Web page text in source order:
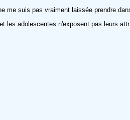
suis pas vraiment laissée prendre
adolescentes n'exposent pas leurs